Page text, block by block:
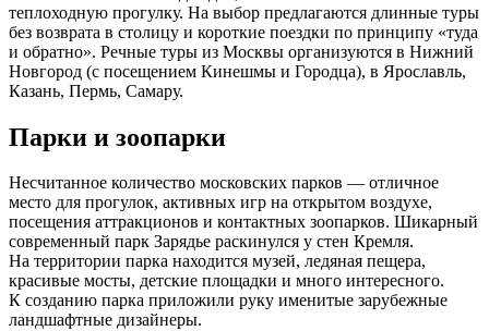
теплоходную прогулку. На выбор предлагаются длинные туры
без возврата в столицу и короткие поездки по принципу «туда
и обратно». Речные туры из Москвы организуются в Нижний
Новгород (с посещением Кинешмы и Городца), в Ярославль,
Казань, Пермь, Самару.
Парки и зоопарки
Несчитанное количество московских парков — отличное
место для прогулок, активных игр на открытом воздухе,
посещения аттракционов и контактных зоопарков. Шикарный
современный парк Зарядье раскинулся у стен Кремля.
На территории парка находится музей, ледяная пещера,
красивые мосты, детские площадки и много интересного.
К созданию парка приложили руку именитые зарубежные
ландшафтные дизайнеры.